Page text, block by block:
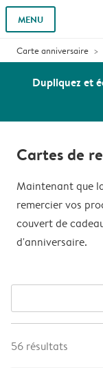
MENU
Carte anniversaire
Dupliquez et
Cartes de
Maintenant que
remercier vos
couvert de
d'anniversaire.
56 résultats